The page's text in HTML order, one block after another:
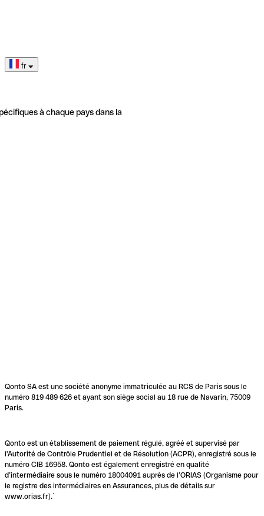
fr
à chaque pays dans la
Qonto SA est une société anonyme immatriculée au RCS de Paris sous le
numéro 819 489 626 et ayant son siège social au 18 rue de Navarin, 75009
Paris.
Qonto est un établissement de paiement régulé, agréé et supervisé par
l'Autorité de Contrôle Prudentiel et de Résolution (ACPR), enregistré sous le
numéro CIB 16958. Qonto est également enregistré en qualité
d’intermédiaire sous le numéro 18004091 auprès de l’ORIAS (Organisme pour
le registre des intermédiaires en Assurances, plus de détails sur
www.orias.fr).`